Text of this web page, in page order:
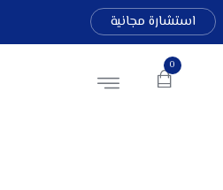
استشارة مجانية
0